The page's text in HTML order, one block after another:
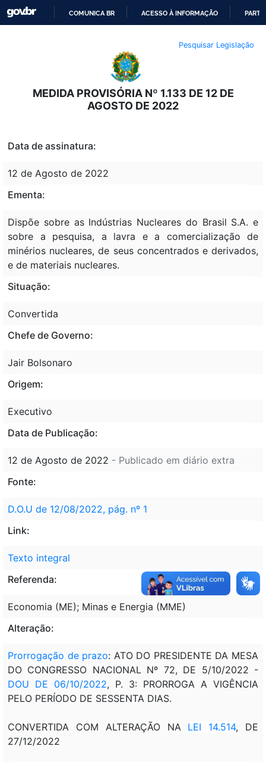
O
CONTEÚDO
COMUNICA BR ACESSO À INFORMAÇÃO
Pesquisar Legislação
MEDIDA PROVISÓRIA Nº 1.133 DE 12 DE
AGOSTO DE 2022
Data de assinatura:
12 de Agosto de 2022
Ementa:
Dispõe sobre as Indústrias Nucleares do Brasil S.A. e
sobre a pesquisa, a lavra e a comercialização de
minérios nucleares, de seus concentrados e derivados,
e de materiais nucleares.
Situação:
Convertida
Chefe de Governo:
Jair Bolsonaro
Origem:
Executivo
Data de Publicação:
12 de Agosto de 2022 - Publicado em diário extra
Fonte:
D.O.U de 12/08/2022, pág. nº 1
Link:
Texto integral
Referenda:
Economia (ME); Minas e Energia (MME)
Alteração:
Prorrogação de prazo: ATO DO PRESIDENTE DA MESA
DO CONGRESSO NACIONAL Nº 72, DE 5/10/2022 -
DOU DE 06/10/2022, P. 3: PRORROGA A VIGÊNCIA
PELO PERÍODO DE SESSENTA DIAS.
CONVERTIDA COM ALTERAÇÃO NA LEI 14.514, DE
27/12/2022